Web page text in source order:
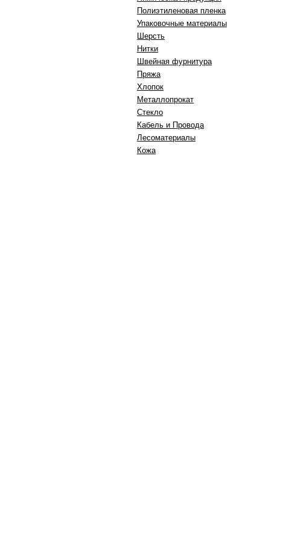
Полиэтиленовая пленка
Упаковочные материалы
Шерсть
Нитки
Швейная фурнитура
Пряжа
Хлопок
Металлопрокат
Стекло
Кабель и Провода
Лесоматериалы
Кожа